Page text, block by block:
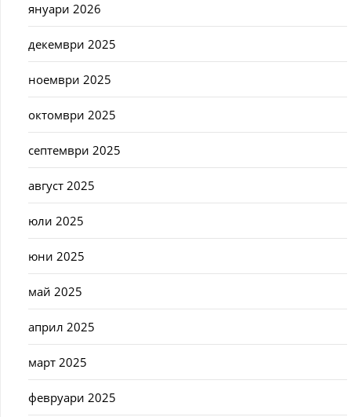
януари 2026
декември 2025
ноември 2025
октомври 2025
септември 2025
август 2025
юли 2025
юни 2025
май 2025
април 2025
март 2025
февруари 2025